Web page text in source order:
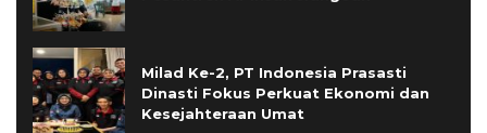
Milad Ke-2, PT Indonesia Prasasti
Dinasti Fokus Perkuat Ekonomi dan
Kesejahteraan Umat